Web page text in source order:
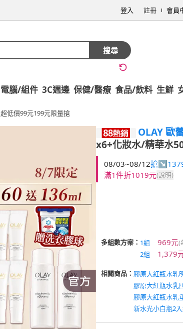
登入 註冊 會員
搜尋
電腦/組件 3C週邊 保健/醫療 食品/飲料 生鮮
超低價99元199元限量搶
OLAY 歐
x6+化妝水/精華水
08/03~08/12搶
滿1件折1019元(說明)
多組數方案： 1組 969元(
2組
1,379
相關商品： 膠原大紅瓶水乳
膠原大紅瓶水乳
膠原大紅瓶水乳
新水光小白瓶2